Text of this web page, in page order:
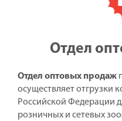
Отдел
Отдел оптовых продаж
осуществляет отгрузки
Российской Федерации
розничных и сетевых